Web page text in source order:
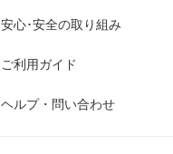
安心･安全の取り組み
ご利用ガイド
ヘルプ・問い合わせ